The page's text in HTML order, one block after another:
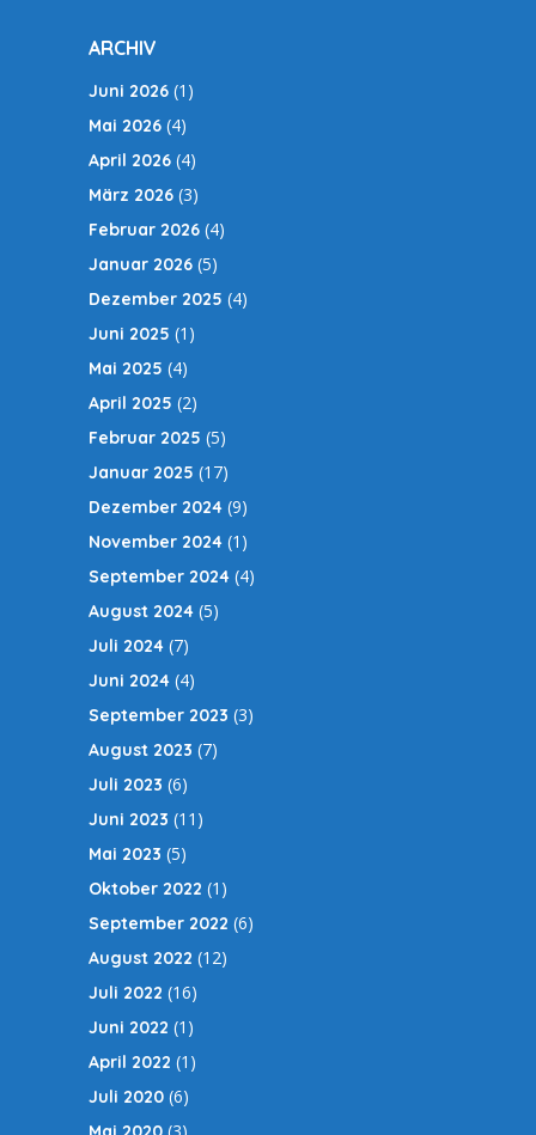
ARCHIV
Juni 2026 (1)
Mai 2026 (4)
April 2026 (4)
März 2026 (3)
Februar 2026 (4)
Januar 2026 (5)
Dezember 2025 (4)
Juni 2025 (1)
Mai 2025 (4)
April 2025 (2)
Februar 2025 (5)
Januar 2025 (17)
Dezember 2024 (9)
November 2024 (1)
September 2024 (4)
August 2024 (5)
Juli 2024 (7)
Juni 2024 (4)
September 2023 (3)
August 2023 (7)
Juli 2023 (6)
Juni 2023 (11)
Mai 2023 (5)
Oktober 2022 (1)
September 2022 (6)
August 2022 (12)
Juli 2022 (16)
Juni 2022 (1)
April 2022 (1)
Juli 2020 (6)
(3)